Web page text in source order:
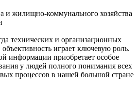
и жилищно-коммунального хозяйства
технических и организационных
играет ключевую роль.
информации приобретает особое
у людей полного понимания всех
процессов в нашей большой стране